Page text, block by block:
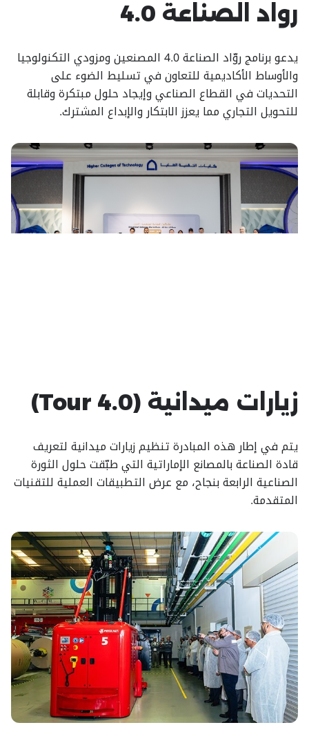
رواد الصناعة 4.0
يدعو برنامج روّاد الصناعة 4.0 المصنعين ومزودي التكنولوجيا
والأوساط الأكاديمية للتعاون في تسليط الضوء على
التحديات في القطاع الصناعي وإيجاد حلول مبتكرة وقابلة
للتحويل التجاري مما يعزز الابتكار والإبداع المشترك.
زيارات ميدانية (Tour 4.0)
يتم في إطار هذه المبادرة تنظيم زيارات ميدانية لتعريف
قادة الصناعة بالمصانع الإماراتية التي طبّقت حلول الثورة
الصناعية الرابعة بنجاح، مع عرض التطبيقات العملية للتقنيات
المتقدمة.